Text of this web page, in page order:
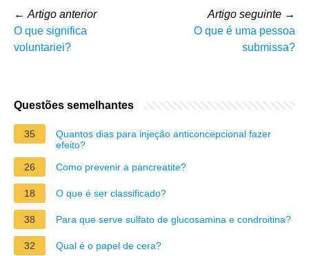
← Artigo anterior
O que significa
voluntariei?
Artigo seguinte →
O que é uma pessoa
submissa?
Questões semelhantes
35
Quantos dias para injeção anticoncepcional fazer
efeito?
26
Como prevenir a pancreatite?
18 O que é ser classificado?
38 Para que serve sulfato de glucosamina e condroitina?
32 Qual é o papel de cera?